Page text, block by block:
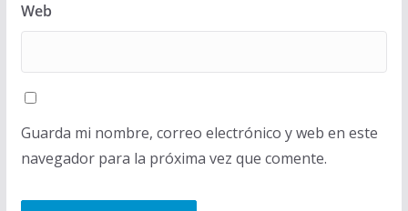
Web
Guarda mi nombre, correo electrónico y web en este
navegador para la próxima vez que comente.